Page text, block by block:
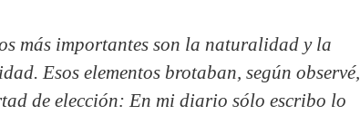
más importantes son la naturalidad y la
Esos elementos brotaban, según observé,
de elección: En mi diario sólo escribo lo